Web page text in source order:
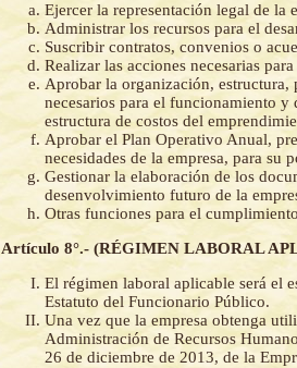
Ejercer la representación legal de la
Administrar los recursos para el
Suscribir contratos, convenios o
Realizar las acciones necesarias
Aprobar la organización, estructura,
necesarios para el funcionamiento y
estructura de costos del
Aprobar el Plan Operativo Anual,
necesidades de la empresa, para su
Gestionar la elaboración de los
desenvolvimiento futuro de la
Otras funciones para el
Artículo 8°.- (RÉGIMEN LABORAL
El régimen laboral aplicable será el
Estatuto del Funcionario Público.
Una vez que la empresa obtenga
Administración de Recursos
26 de diciembre de 2013, de la